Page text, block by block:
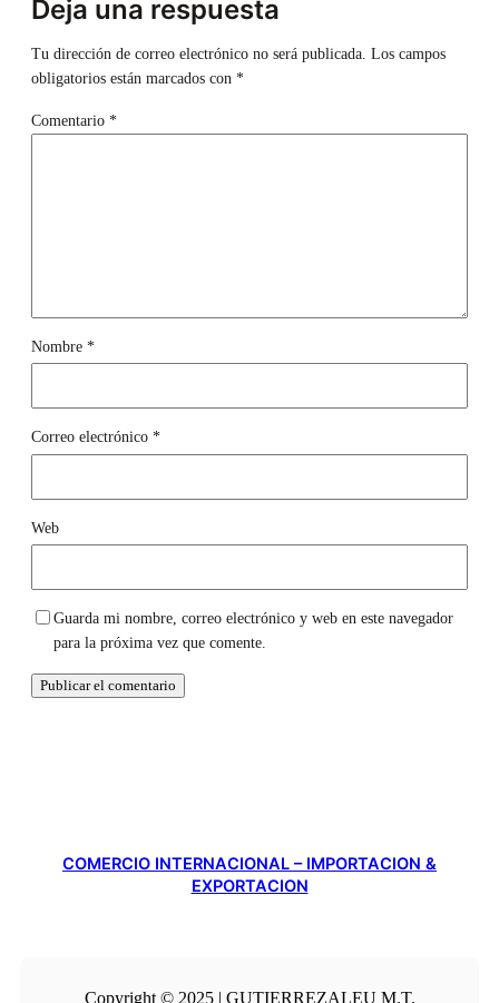
Deja una respuesta
Tu dirección de correo electrónico no será publicada. Los campos
obligatorios están marcados con *
Comentario *
Nombre *
Correo electrónico *
Web
Guarda mi nombre, correo electrónico y web en este navegador
para la próxima vez que comente.
COMERCIO INTERNACIONAL – IMPORTACION &
EXPORTACION
Copyright © 2025 | GUTIERREZALEU M.T.